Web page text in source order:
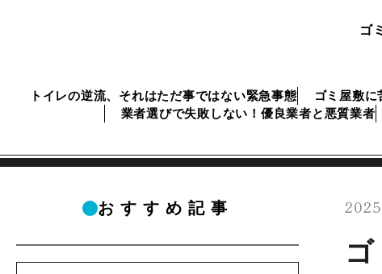
ゴ
トイレの逆流、それはただ事ではない緊急事態 ゴミ屋敷
業者選びで失敗しない！優良業者と悪質業者
おすすめ記事